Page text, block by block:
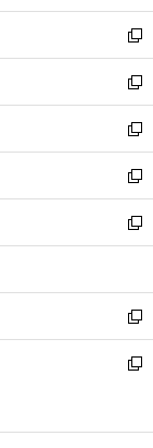
開
く
ウ
で
開
く
ン
ド
ウ
で
開
く
ウ
ィ
ン
ド
ウ
で
開
く
新
し
い
ウ
ィ
ン
ド
ウ
で
開
新
し
い
ウ
ィ
ン
ド
ウ
開
く
新
し
い
ウ
ィ
ン
ウ
で
開
く
新
し
い
ウ
ン
ド
ウ
で
新
し
ウ
ィ
ン
ド
開
新
し
い
ン
新
ウ